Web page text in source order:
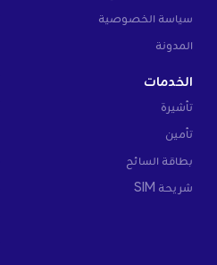
سياسة الخصوصية
المدونة
الخدمات
تأشيرة
تأمين
بطاقة السائح
شريحة SIM